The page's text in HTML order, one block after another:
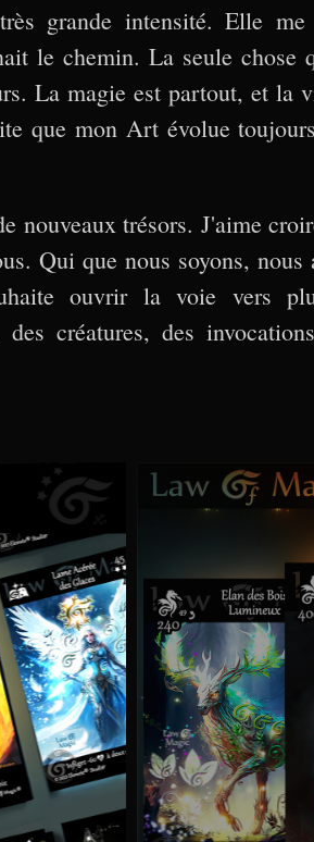
grande intensité. Elle
le chemin. La seule chose
La magie est partout, et la
que mon Art évolue
nouveaux trésors. J'aime
Qui que nous soyons, nous
ouvrir la voie vers
créatures, des